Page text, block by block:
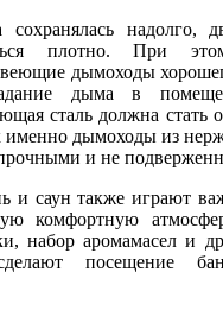
сохранялась надолго,
плотно. При
дымоходы
дыма в
сталь должна стать
именно дымоходы из
и не
и саун также играют
комфортную
набор аромамасел и
посещение